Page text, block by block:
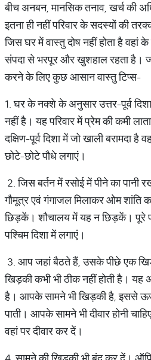
बीच अनबन, मानसिक तनाव, खर्च की
इतना ही नहीं परिवार के सदस्यों की
जिस घर में वास्तु दोष नहीं होता है वहां
संपदा से भरपूर और खुशहाल रहता है।
करने के लिए कुछ आसान वास्तु टिप्स-
1. घर के नक्शे के अनुसार उत्तर-पूर्व
नहीं है। यह परिवार में प्रेम की कमी
दक्षिण-पूर्व दिशा में जो खाली बरामदा है
छोटे-छोटे पौधे लगाएं।
2. जिस बर्तन में रसोई में पीने का
गौमूत्र एवं गंगाजल मिलाकर ओम शांति
छिड़कें। शौचालय में यह न छिड़कें। पूरे
पश्चिम दिशा में लगाएं।
3. आप जहां बैठते हैं, उसके पीछे एक
खिड़की कभी भी ठीक नहीं होती है। यह
है। आपके सामने भी खिड़की है, इससे
पाती। आपके सामने भी दीवार होनी
वहां पर दीवार कर दें।